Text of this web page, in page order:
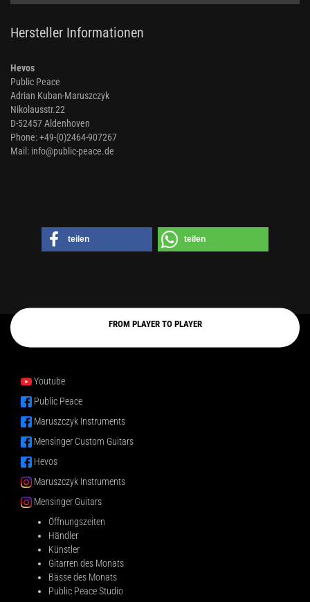
Hersteller Informationen
Hevos
Public Peace
Adrian Kuban-Maruszczyk
Nikolausstr.22
D-52457 Aldenhoven
Phone: +49-(0)2464-907267
Mail: info@public-peace.de
teilen teilen
FROM PLAYER TO PLAYER
Youtube
Public Peace
Maruszczyk Instruments
Mensinger Custom Guitars
Hevos
Maruszczyk Instruments
Mensinger Guitars
Öffnungszeiten
Händler
Künstler
Gitarren des Monats
Bässe des Monats
Public Peace Studio